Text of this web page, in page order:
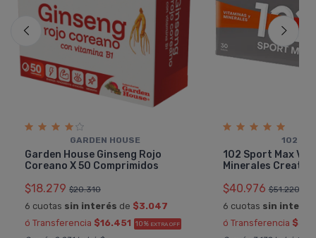
GARDEN HOUSE
Garden House Ginseng Rojo
Coreano X 50 Comprimidos
$18.279 $20.310
6 cuotas sin interés de $3.047
ó Transferencia $16.451 10% EXTRA OFF
102
102 Sport Max
Minerales
$40.976 $51.220
6 cuotas sin interés
ó Transferencia